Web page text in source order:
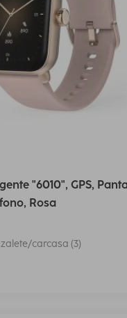
"6010", GPS,
Rosa
carcasa (3)